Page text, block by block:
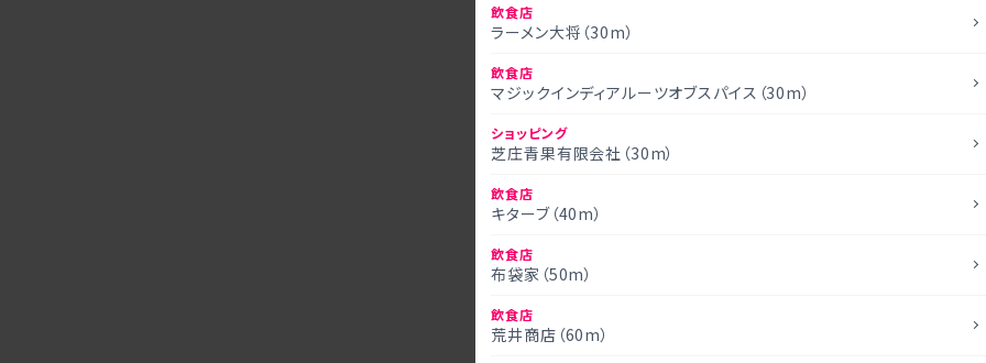
飲食店
ラーメン大将（30m）
飲食店
マジックインディアルーツオブスパイス（30m）
ショッピング
芝庄青果有限会社（30m）
飲食店
キターブ（40m）
飲食店
布袋家（50m）
飲食店
荒井商店（60m）